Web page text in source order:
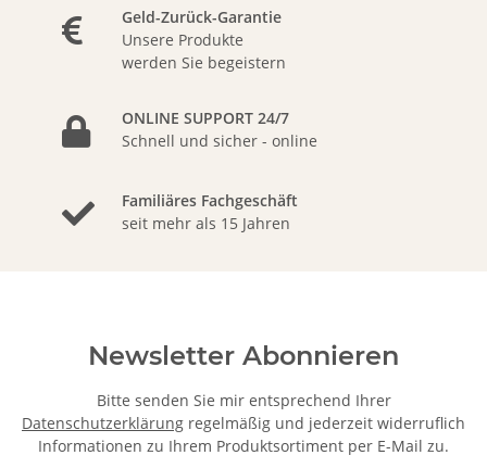
Geld-Zurück-Garantie
Unsere Produkte
werden Sie begeistern
ONLINE SUPPORT 24/7
Schnell und sicher - online
Familiäres Fachgeschäft
seit mehr als 15 Jahren
Newsletter Abonnieren
Bitte senden Sie mir entsprechend Ihrer
Datenschutzerklärung regelmäßig und jederzeit widerruflich
Informationen zu Ihrem Produktsortiment per E-Mail zu.